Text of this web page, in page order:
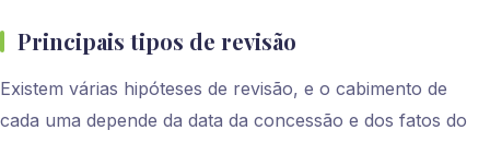
Principais tipos de revisão
Existem várias hipóteses de revisão, e o cabimento de
cada uma depende da data da concessão e dos fatos do